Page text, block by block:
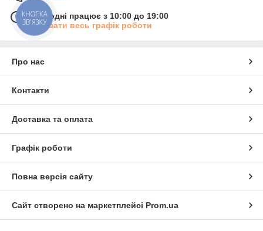
Сьогодні працює з 10:00 до 19:00
Показати весь графік роботи
Про нас
Контакти
Доставка та оплата
Графік роботи
Повна версія сайту
Сайт створено на маркетплейсі Prom.ua
КНОПКА
ЗВ'ЯЗКУ